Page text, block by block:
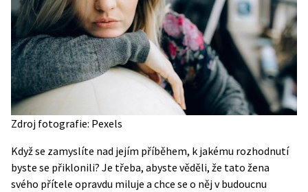
Zdroj fotografie: Pexels
Když se zamyslíte nad jejím příběhem, k jakému rozhodnutí
byste se přiklonili? Je třeba, abyste věděli, že tato žena
svého přítele opravdu miluje a chce se o něj v budoucnu